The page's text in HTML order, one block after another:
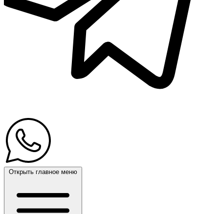
Открыть главное меню